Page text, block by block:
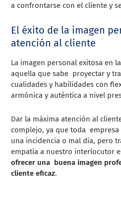
a confrontarse con el cliente y
El éxito de la imagen
atención al cliente
La imagen personal exitosa en
aquella que sabe proyectar y
cualidades y habilidades con
armónica y auténtica a nivel
Dar la máxima atención al
complejo, ya que toda
una incidencia o mal día, pero
empatía a nuestro interlocutor
ofrecer una buena imagen
cliente eficaz.